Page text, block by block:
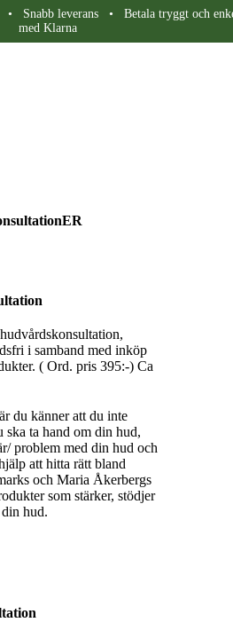
Snabb leverans • Betala tryggt och
med Klarna
i samband med inköp
( Ord. pris 395:-) Ca
du känner att du inte
ska ta hand om din hud,
problem med din hud och
att hitta rätt bland
och Maria Åkerbergs
som stärker, stödjer
hud.